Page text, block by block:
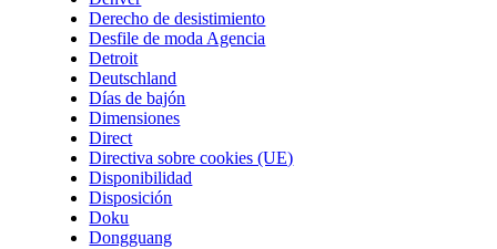
Derecho de desistimiento
Desfile de moda Agencia
Detroit
Deutschland
Días de bajón
Dimensiones
Direct
Directiva sobre cookies (UE)
Disponibilidad
Disposición
Doku
Dongguang